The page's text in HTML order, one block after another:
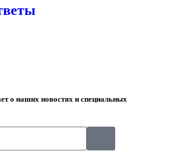
о наших новостях и специальных